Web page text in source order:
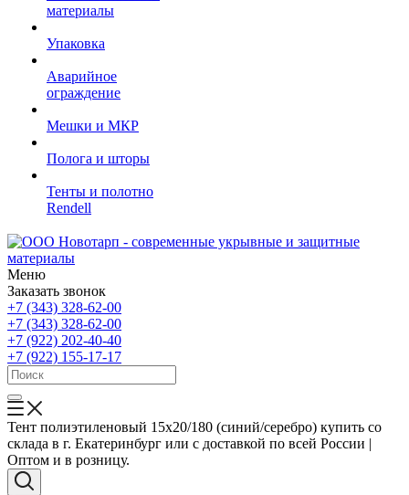
материалы
Упаковка
Аварийное
ограждение
Мешки и МКР
Полога и шторы
Тенты и полотно
Rendell
Меню
Заказать звонок
+7 (343) 328-62-00
+7 (343) 328-62-00
+7 (922) 202-40-40
+7 (922) 155-17-17
Тент полиэтиленовый 15x20/180 (синий/серебро) купить со
склада в г. Екатеринбург или с доставкой по всей России |
Оптом и в розницу.